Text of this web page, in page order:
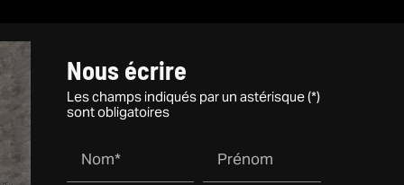
Nous écrire
Les champs indiqués par un astérisque (*)
sont obligatoires
Nom* Prénom